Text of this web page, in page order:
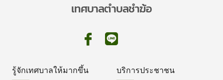
เทศบาลตำบลชำฆ้อ
รู้จักเทศบาลให้มากขึ้น บริการประชาชน